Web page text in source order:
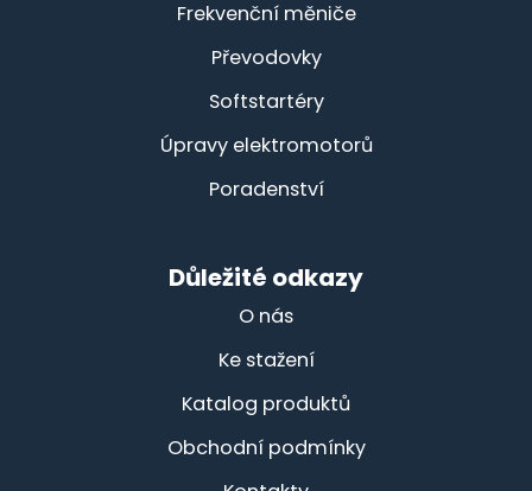
Frekvenční měniče
Převodovky
Softstartéry
Úpravy elektromotorů
Poradenství
Důležité odkazy
O nás
Ke stažení
Katalog produktů
Obchodní podmínky